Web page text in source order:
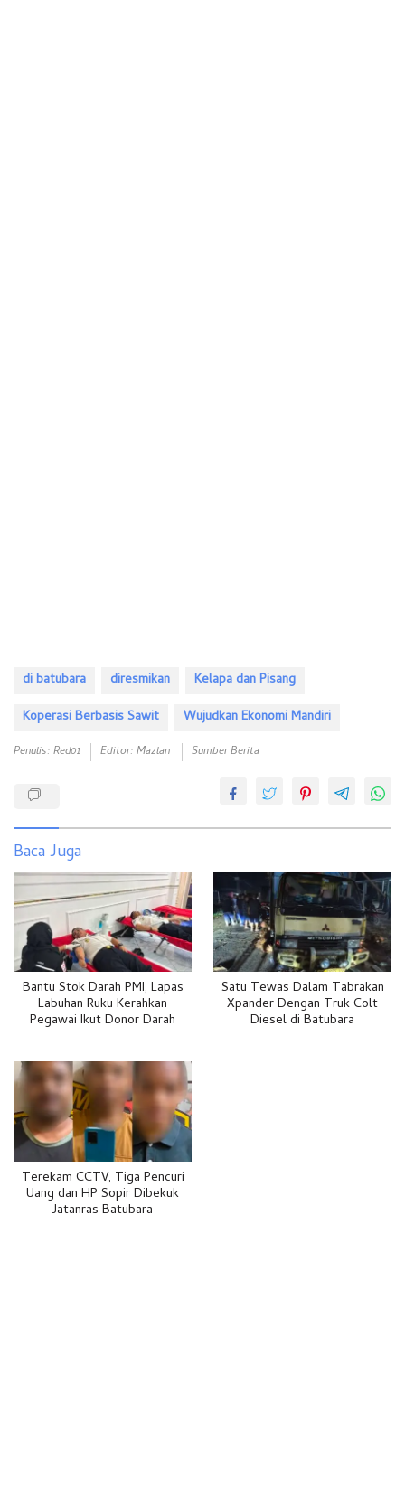
di batubara diresmikan
Kelapa dan Pisang
Koperasi Berbasis Sawit
Wujudkan Ekonomi Mandiri
Penulis: Red01 Editor: Mazlan Sumber Berita
Baca Juga
Bantu Stok Darah PMI, Lapas
Labuhan Ruku Kerahkan
Pegawai Ikut Donor Darah
Satu Tewas Dalam Tabrakan
Xpander Dengan Truk Colt
Diesel di Batubara
Terekam CCTV, Tiga Pencuri
Uang dan HP Sopir Dibekuk
Jatanras Batubara